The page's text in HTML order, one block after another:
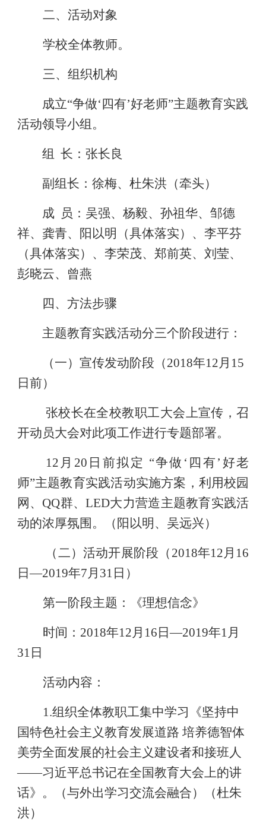
二、活动对象
学校全体教师。
三、组织机构
成立“争做‘四有’好老师”主题教育实践
活动领导小组。
组 长：张长良
副组长：徐梅、杜朱洪（牵头）
成 员： 吴强、杨毅、孙祖华、邹德
祥、龚青、阳以明（具体落实）、李平芬
（具体落实）、李荣茂、郑前英、刘莹、
彭晓云、曾燕
四、方法步骤
主题教育实践活动分三个阶段进行：
（一）宣传发动阶段（2018年12月 15
日前）
张校长在全校教职工大会上宣传，召
开动员大会对此项工作进行专题部署。
12 月 20 日 前拟定 “争做 ‘ 四有’ 好老
师”主题教育实践活动实施方案，利用校园
网、 QQ群、LED大力营造主题教育实践活
动的浓厚氛围。（阳以明、吴远兴）
（二）活动开展阶段（ 2018年12月 16
日—2019年7月 31 日）
第一阶段主题：《理想信念》
时间： 2018年12月 16 日—2019年1月
31 日
活动内容：
1.组织全体教职工集中学习《坚持中
国特色社会主义教育发展道路 培养德智体
美劳全面发展的社会主义建设者和接班人
——习近平总书记在全国教育大会上的讲
话》。（与外出学习交流会融合）（杜朱
洪）